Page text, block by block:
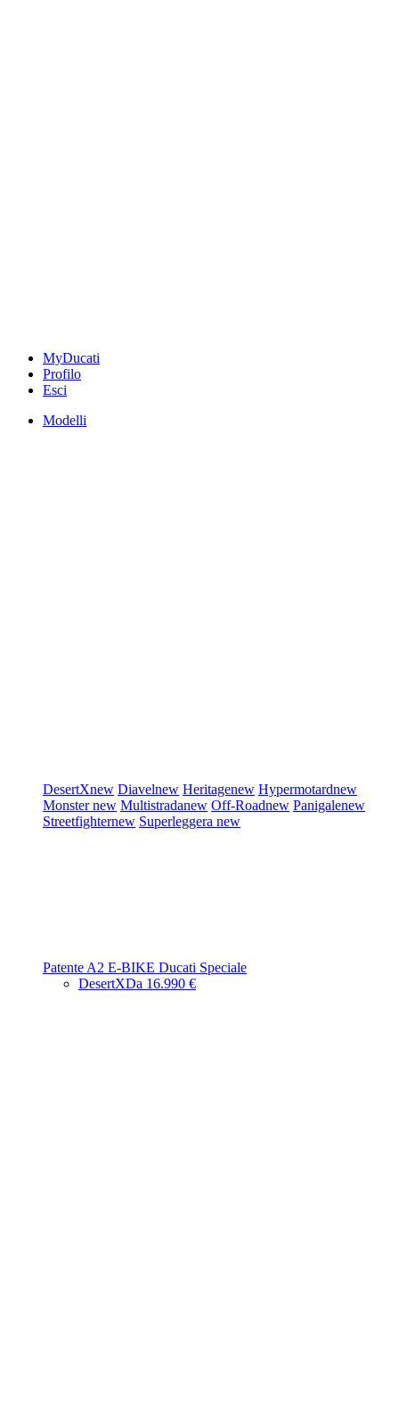
MyDucati
Profilo
Esci
Modelli
DesertXnew Diavelnew Heritagenew Hypermotardnew
Monsternew Multistradanew Off-Roadnew Panigalenew
Streetfighternew Superleggera new
Patente A2 E-BIKE Ducati Speciale
DesertXDa 16.990 €